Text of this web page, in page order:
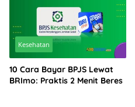
Kesehatan
10 Cara Bayar BPJS Lewat
BRImo: Praktis 2 Menit Beres